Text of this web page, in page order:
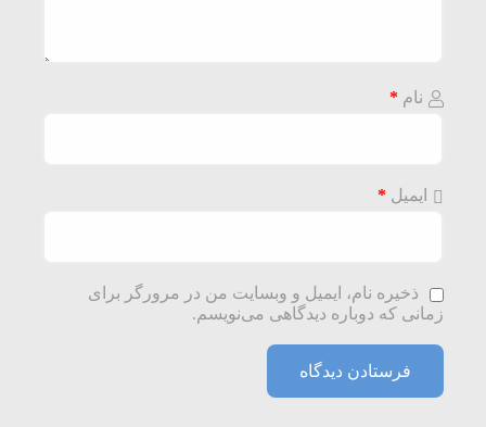
نام *
ایمیل *
ذخیره نام، ایمیل و وبسایت من در مرورگر برای
زمانی که دوباره دیدگاهی می‌نویسم.